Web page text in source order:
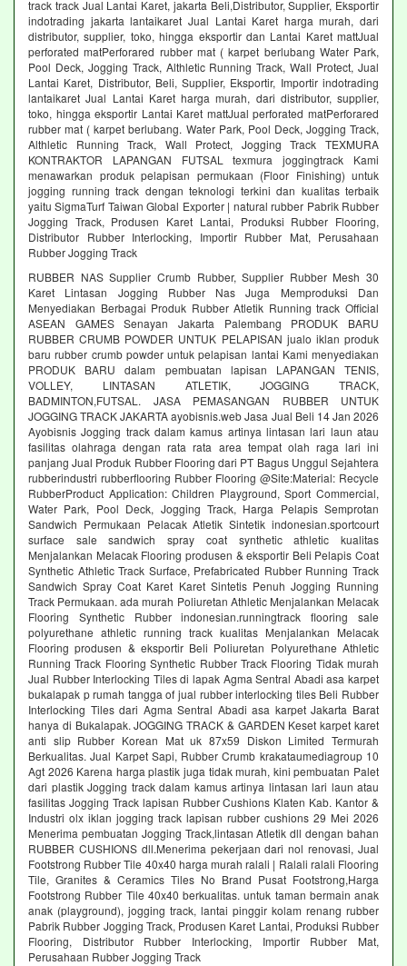
track track Jual Lantai Karet, jakarta Beli,Distributor, Supplier, Eksportir
indotrading jakarta lantaikaret Jual Lantai Karet harga murah, dari
distributor, supplier, toko, hingga eksportir dan Lantai Karet mattJual
perforated matPerforared rubber mat ( karpet berlubang Water Park,
Pool Deck, Jogging Track, Althletic Running Track, Wall Protect, Jual
Lantai Karet, Distributor, Beli, Supplier, Eksportir, Importir indotrading
lantaikaret Jual Lantai Karet harga murah, dari distributor, supplier,
toko, hingga eksportir Lantai Karet mattJual perforated matPerforared
rubber mat ( karpet berlubang. Water Park, Pool Deck, Jogging Track,
Althletic Running Track, Wall Protect, Jogging Track TEXMURA
KONTRAKTOR LAPANGAN FUTSAL texmura joggingtrack Kami
menawarkan produk pelapisan permukaan (Floor Finishing) untuk
jogging running track dengan teknologi terkini dan kualitas terbaik
yaitu SigmaTurf Taiwan Global Exporter | natural rubber Pabrik Rubber
Jogging Track, Produsen Karet Lantai, Produksi Rubber Flooring,
Distributor Rubber Interlocking, Importir Rubber Mat, Perusahaan
Rubber Jogging Track
RUBBER NAS Supplier Crumb Rubber, Supplier Rubber Mesh 30
Karet Lintasan Jogging Rubber Nas Juga Memproduksi Dan
Menyediakan Berbagai Produk Rubber Atletik Running track Official
ASEAN GAMES Senayan Jakarta Palembang PRODUK BARU
RUBBER CRUMB POWDER UNTUK PELAPISAN jualo iklan produk
baru rubber crumb powder untuk pelapisan lantai Kami menyediakan
PRODUK BARU dalam pembuatan lapisan LAPANGAN TENIS,
VOLLEY, LINTASAN ATLETIK, JOGGING TRACK,
BADMINTON,FUTSAL. JASA PEMASANGAN RUBBER UNTUK
JOGGING TRACK JAKARTA ayobisnis.web Jasa Jual Beli 14 Jan 2026
Ayobisnis Jogging track dalam kamus artinya lintasan lari laun atau
fasilitas olahraga dengan rata rata area tempat olah raga lari ini
panjang Jual Produk Rubber Flooring dari PT Bagus Unggul Sejahtera
rubberindustri rubberflooring Rubber Flooring @Site:Material: Recycle
RubberProduct Application: Children Playground, Sport Commercial,
Water Park, Pool Deck, Jogging Track, Harga Pelapis Semprotan
Sandwich Permukaan Pelacak Atletik Sintetik indonesian.sportcourt
surface sale sandwich spray coat synthetic athletic kualitas
Menjalankan Melacak Flooring produsen & eksportir Beli Pelapis Coat
Synthetic Athletic Track Surface, Prefabricated Rubber Running Track
Sandwich Spray Coat Karet Karet Sintetis Penuh Jogging Running
Track Permukaan. ada murah Poliuretan Athletic Menjalankan Melacak
Flooring Synthetic Rubber indonesian.runningtrack flooring sale
polyurethane athletic running track kualitas Menjalankan Melacak
Flooring produsen & eksportir Beli Poliuretan Polyurethane Athletic
Running Track Flooring Synthetic Rubber Track Flooring Tidak murah
Jual Rubber Interlocking Tiles di lapak Agma Sentral Abadi asa karpet
bukalapak p rumah tangga of jual rubber interlocking tiles Beli Rubber
Interlocking Tiles dari Agma Sentral Abadi asa karpet Jakarta Barat
hanya di Bukalapak. JOGGING TRACK & GARDEN Keset karpet karet
anti slip Rubber Korean Mat uk 87x59 Diskon Limited Termurah
Berkualitas. Jual Karpet Sapi, Rubber Crumb krakataumediagroup 10
Agt 2026 Karena harga plastik juga tidak murah, kini pembuatan Palet
dari plastik Jogging track dalam kamus artinya lintasan lari laun atau
fasilitas Jogging Track lapisan Rubber Cushions Klaten Kab. Kantor &
Industri olx iklan jogging track lapisan rubber cushions 29 Mei 2026
Menerima pembuatan Jogging Track,lintasan Atletik dll dengan bahan
RUBBER CUSHIONS dll.Menerima pekerjaan dari nol renovasi, Jual
Footstrong Rubber Tile 40x40 harga murah ralali | Ralali ralali Flooring
Tile, Granites & Ceramics Tiles No Brand Pusat Footstrong,Harga
Footstrong Rubber Tile 40x40 berkualitas. untuk taman bermain anak
anak (playground), jogging track, lantai pinggir kolam renang rubber
Pabrik Rubber Jogging Track, Produsen Karet Lantai, Produksi Rubber
Flooring, Distributor Rubber Interlocking, Importir Rubber Mat,
Perusahaan Rubber Jogging Track